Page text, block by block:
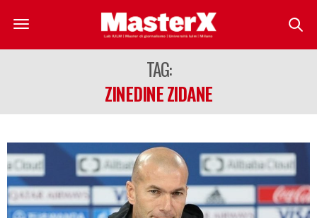
TAG:
ZINEDINE ZIDANE